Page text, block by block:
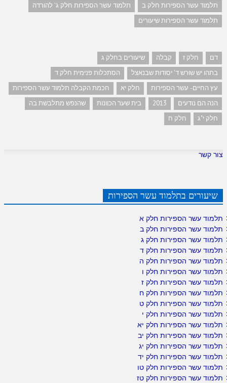
תלמוד עשר הספירות חלק ב
תלמוד עשר הספירות חלק ג' להורדה
תלמוד עשר הספירות שיעורים
דם חלק ז קבלה
שיעורים בחלק ג
בתהו יש שורש ד' יסודות שבנאצל
הסתכלות פנימית חלק ד
עץ החיים- עשר הספירות
חלק יא
חכמת הקבלה תלמוד עשר הספירות
הנה הם נודעים
2013 בית שער הכוונות
שהנפש מתלבשת בה
חלק י"ג
חלק ח
צור קשר
שיעורים בתלמוד עשר הספירות
תלמוד עשר הספירות חלק א
תלמוד עשר הספירות חלק ב
תלמוד עשר הספירות חלק ג
תלמוד עשר הספירות חלק ד
תלמוד עשר הספירות חלק ה
תלמוד עשר הספירות חלק ו
תלמוד עשר הספירות חלק ז
תלמוד עשר הספירות חלק ח
תלמוד עשר הספירות חלק ט
תלמוד עשר הספירות חלק י
תלמוד עשר הספירות חלק יא
תלמוד עשר הספירות חלק יב
תלמוד עשר הספירות חלק יג
תלמוד עשר הספירות חלק יד
תלמוד עשר הספירות חלק טו
תלמוד עשר הספירות חלק טז